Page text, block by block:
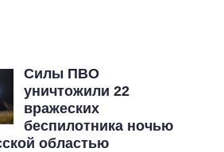
Силы ПВО
уничтожили 22
вражеских
беспилотника ночью
областью